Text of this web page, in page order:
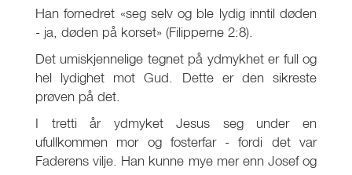
Han fornedret «seg selv og ble lydig inntil døden
- ja, døden på korset» (Filipperne 2:8).
Det umiskjennelige tegnet på ydmykhet er full og
hel lydighet mot Gud. Dette er den sikreste
prøven på det.
I tretti år ydmyket Jesus seg under en
ufullkommen mor og fosterfar - fordi det var
Faderens vilje. Han kunne mye mer enn Josef og